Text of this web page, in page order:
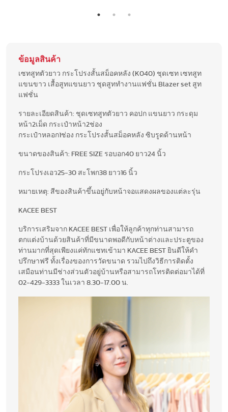
ข้อมูลสินค้า
เซทสูทตัวยาว กระโปรงสั้นสม็อคหลัง (K040) ชุดเซท เซทสูท
แขนขาว เสื้อสูทแขนยาว ชุดสูททำงานแฟชั่น Blazer set สูท
แฟชั่น
รายละเอียดสินค้า: ชุดเซทสูทตัวยาว คอปก แขนยาว กระดุม
หน้า2เม็ด กระเป๋าหน้า2ช่อง
กระเป๋าหลอก1ช่อง กระโปรงสั้นสม็อคหลัง ซิบรูดด้านหน้า
ขนาดของสินค้า: FREE SIZE รอบอก40 ยาว24 นิ้ว
กระโปรงเอว25-30 สะโพก38 ยาว16 นิ้ว
หมายเหตุ: สีของสินค้าขึ้นอยู่กับหน้าจอแสดงผลของแต่ละรุ่น
KACEE BEST
บริการเสริมจาก KACEE BEST เพื่อให้ลูกค้าทุกท่านสามารถ
ตกแต่งบ้านด้วยสินค้าที่มีขนาดพอดีกับหน้าต่างและประตูของ
ท่านมากที่สุดเพียงแค่ทักแชทเข้ามา KACEE BEST ยินดีให้คำ
ปรึกษาฟรี ทั้งเรื่องของการวัดขนาด รวมไปถึงวิธีการติดตั้ง
เสมือนท่านมีช่างส่วนตัวอยู่บ้านหรือสามารถโทรติดต่อมาได้ที่
02-429-3333 ในเวลา 8.30-17.00 น.